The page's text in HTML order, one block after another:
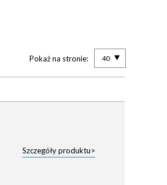
Pokaż na stronie: 40
Szczegóły produktu>